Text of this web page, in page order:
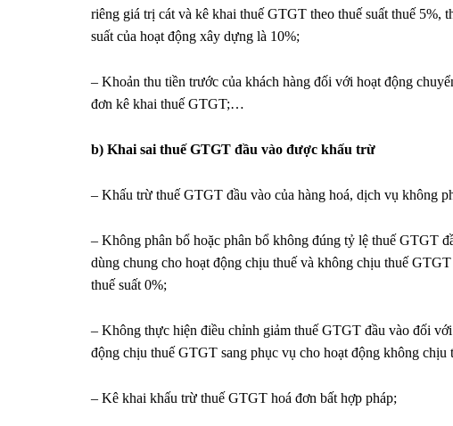
riêng giá trị cát và kê khai thuế GTGT theo thuế suất thuế 5%,
suất của hoạt động xây dựng là 10%;
– Khoản thu tiền trước của khách hàng đối với hoạt động
đơn kê khai thuế GTGT;…
b) Khai sai thuế GTGT đầu vào được khấu trừ
– Khấu trừ thuế GTGT đầu vào của hàng hoá, dịch vụ không
– Không phân bổ hoặc phân bổ không đúng tỷ lệ thuế GTGT
dùng chung cho hoạt động chịu thuế và không chịu thuế
thuế suất 0%;
– Không thực hiện điều chỉnh giảm thuế GTGT đầu vào đối
động chịu thuế GTGT sang phục vụ cho hoạt động không chịu
– Kê khai khấu trừ thuế GTGT hoá đơn bất hợp pháp;